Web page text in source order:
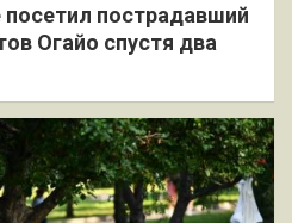
посетил пострадавший
Огайо спустя два